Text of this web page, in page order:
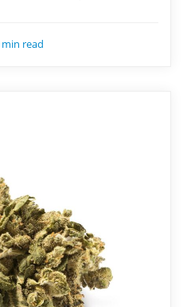
min read